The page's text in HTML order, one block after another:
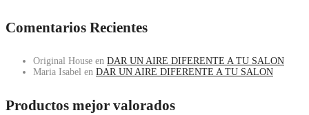
Comentarios Recientes
Original House en DAR UN AIRE DIFERENTE A TU SALON
Maria Isabel en DAR UN AIRE DIFERENTE A TU SALON
Productos mejor valorados